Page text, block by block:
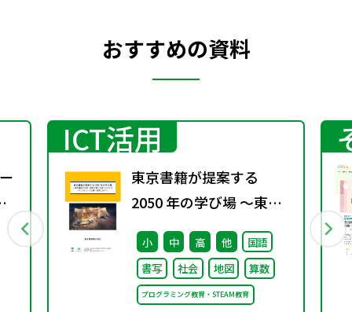
おすすめの資料
ICT活用
東京書籍が提案する
2050 年の学び場 ～東京
書籍は大阪・関西万博
「大阪ヘルスケア パビリ
オン」に出展・協賛しま
す～
小 中 高 他
国語
書写
社会 地図 算数
プログラミング教育・STEAM教育